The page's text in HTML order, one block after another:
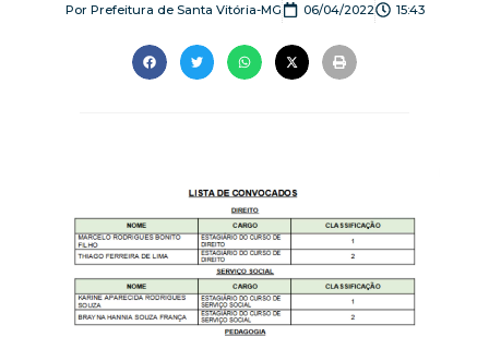
PorPrefeitura de Santa Vitória-MG 06/04/2022 15:43